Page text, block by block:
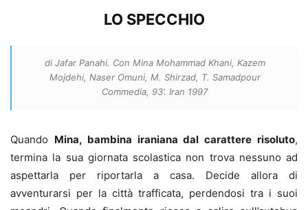
LO SPECCHIO
di Jafar Panahi. Con Mina Mohammad Khani, Kazem
Mojdehi, Naser Omuni, M. Shirzad, T. Samadpour
Commedia, 93’. Iran 1997
Quando Mina, bambina iraniana dal carattere risoluto,
termina la sua giornata scolastica non trova nessuno ad
aspettarla per riportarla a casa. Decide allora di
avventurarsi per la città trafficata, perdendosi tra i suoi